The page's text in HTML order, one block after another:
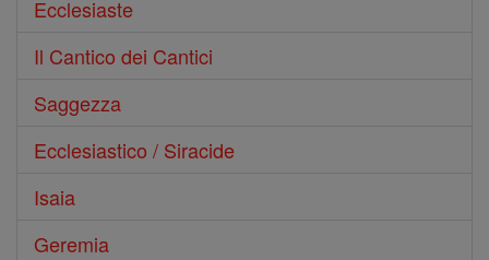
Ecclesiaste
Il Cantico dei Cantici
Saggezza
Ecclesiastico / Siracide
Isaia
Geremia